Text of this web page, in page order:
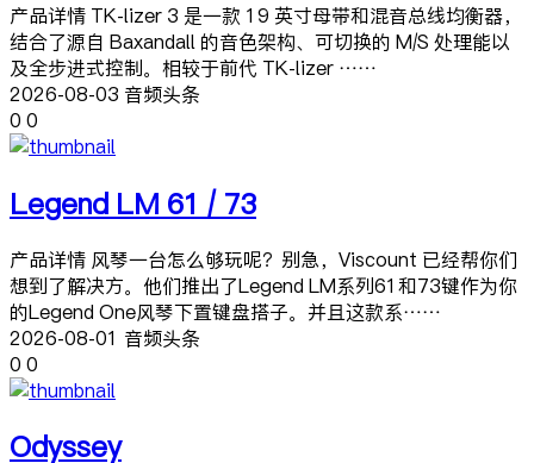
产品详情 TK-lizer 3 是一款 19 英寸母带和混音总线均衡器，
结合了源自 Baxandall 的音色架构、可切换的 M/S 处理能以
及全步进式控制。相较于前代 TK-lizer ……
2026-08-03 音频头条
0 0
Legend LM 61 / 73
产品详情 风琴一台怎么够玩呢？别急，Viscount 已经帮你们
想到了解决方。他们推出了Legend LM系列61和73键作为你
的Legend One风琴下置键盘搭子。并且这款系……
2026-08-01 音频头条
0 0
Odyssey